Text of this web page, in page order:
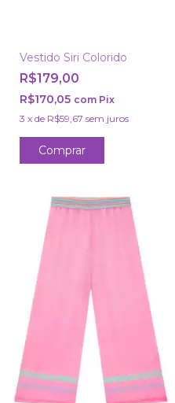
Vestido Siri Colorido
R$179,00
R$170,05 com Pix
3 x de R$59,67 sem juros
Comprar